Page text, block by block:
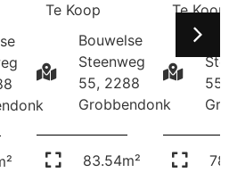
Te Koop
Bouwelse
Steenweg
55, 2288
Grobbendonk
83.54m²
Te Koop
Bouwelse
Steenweg
55, 2288
78.38m²